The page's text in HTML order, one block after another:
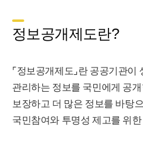
정보공개제도란?
⌜정보공개제도⌟란 공공기관이
관리하는 정보를 국민에게 공
보장하고 더 많은 정보를 바탕
국민참여와 투명성 제고를 위